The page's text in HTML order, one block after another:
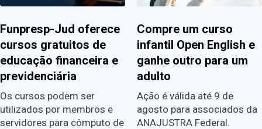
Funpresp-Jud oferece
cursos gratuitos de
educação financeira e
previdenciária
Os cursos podem ser
utilizados por membros e
servidores para cômputo de
Compre um curso
infantil Open English e
ganhe outro para um
adulto
Ação é válida até 9 de
agosto para associados da
ANAJUSTRA Federal.